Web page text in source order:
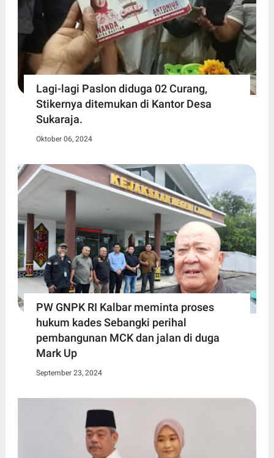
Lagi-lagi Paslon diduga 02 Curang,
Stikernya ditemukan di Kantor Desa
Sukaraja.
Oktober 06, 2024
PW GNPK RI Kalbar meminta proses
hukum kades Sebangki perihal
pembangunan MCK dan jalan di duga
Mark Up
September 23, 2024